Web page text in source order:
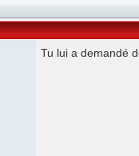
Tu lui a demandé